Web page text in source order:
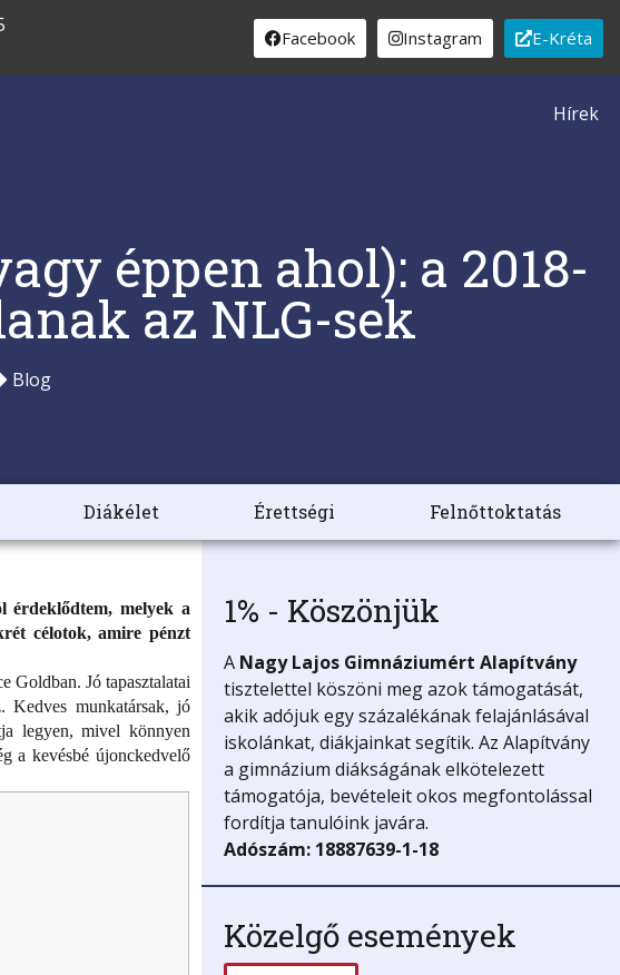
Facebook Instagram E-Kréta
Hírek
éppen ahol): a 2018-
az NLG-sek
Blog
Diákélet Érettségi Felnőttoktatás
érdeklődtem, melyek a
célotok, amire pénzt
Goldban. Jó tapasztalatai
Kedves munkatársak, jó
legyen, mivel könnyen
a kevésbé újonckedvelő
1% - Köszönjük
A Nagy Lajos Gimnáziumért Alapítvány
tisztelettel köszöni meg azok támogatását,
akik adójuk egy százalékának felajánlásával
iskolánkat, diákjainkat segítik. Az Alapítvány
a gimnázium diákságának elkötelezett
támogatója, bevételeit okos megfontolással
fordítja tanulóink javára.
Adószám: 18887639-1-18
Közelgő események